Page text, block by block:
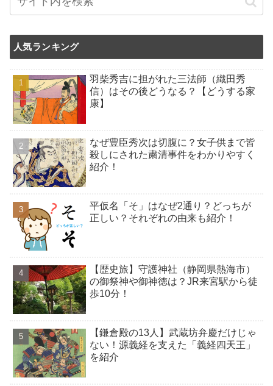
人気ランキング
羽柴秀吉に担がれた三法師（織田秀
信）はその後どうなる？【どうする家
康】
なぜ豊臣秀次は切腹に？女子供まで皆
殺しにされた粛清事件をわかりやすく
紹介！
平仮名「そ」はなぜ2通り？どっちが
正しい？それぞれの由来も紹介！
【歴史旅】守護神社（静岡県熱海市）
の御祭神や御神徳は？JR来宮駅から徒
歩10分！
【鎌倉殿の13人】武蔵坊弁慶だけじゃ
ない！源義経を支えた「義経四天王」
を紹介